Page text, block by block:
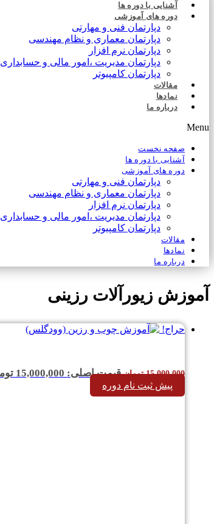
آشنایی با دوره ها
دوره های آموزشی
دپارتمان فنی و مهارتی
دپارتمان معماری و نظام مهندسی
دپارتمان نرم افزار
دپارتمان مدیریت ،امور مالی و حسابداری
دپارتمان کامپیوتر
مقالات
نمادها
درباره ما
Menu
صفحه نخست
آشنایی با دوره ها
دوره های آموزشی
دپارتمان فنی و مهارتی
دپارتمان معماری و نظام مهندسی
دپارتمان نرم افزار
دپارتمان مدیریت ،امور مالی و حسابداری
دپارتمان کامپیوتر
مقالات
نمادها
درباره ما
آموزش زیورآلات رزینی
حراج!
15,000,000 تومان قیمت اصلی: 15,000,000 تومان بود.
پیش ثبت نام دوره